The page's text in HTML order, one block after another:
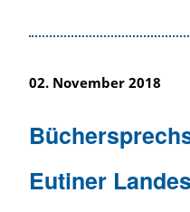
02. November 2018
Eutiner